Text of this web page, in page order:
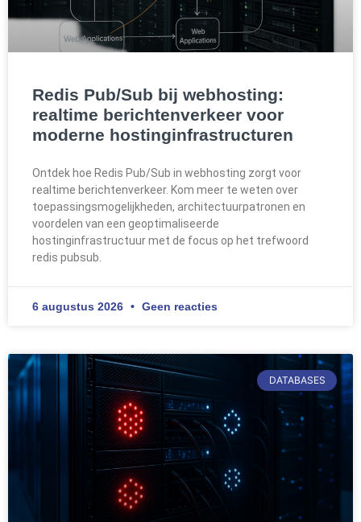
Redis Pub/Sub bij webhosting:
realtime berichtenverkeer voor
moderne hostinginfrastructuren
Ontdek hoe Redis Pub/Sub in webhosting zorgt voor
realtime berichtenverkeer. Kom meer te weten over
toepassingsmogelijkheden, architectuurpatronen en
voordelen van een geoptimaliseerde
hostinginfrastructuur met de focus op het trefwoord
redis pubsub.
6 augustus 2026 Geen reacties
DATABASES